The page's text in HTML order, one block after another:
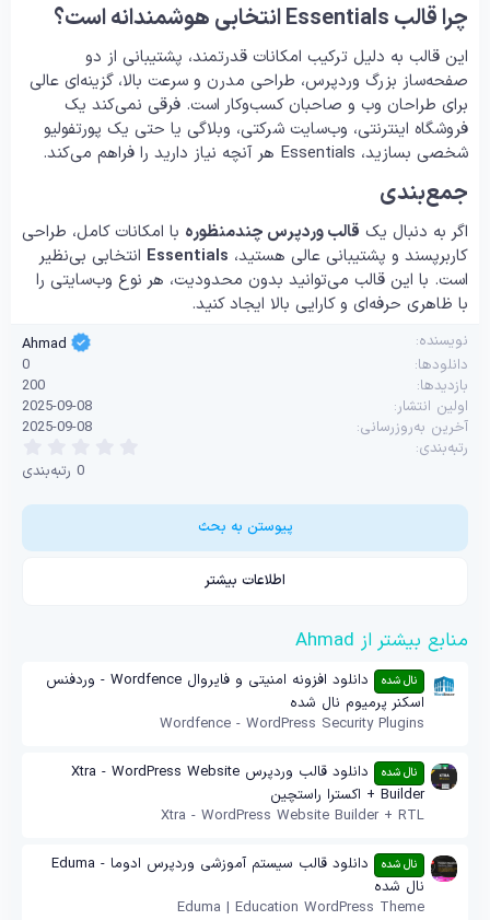
چرا قالب Essentials انتخابی هوشمندانه است؟
این قالب به دلیل ترکیب امکانات قدرتمند، پشتیبانی از دو
صفحه‌ساز بزرگ وردپرس، طراحی مدرن و سرعت بالا، گزینه‌ای عالی
برای طراحان وب و صاحبان کسب‌وکار است. فرقی نمی‌کند یک
فروشگاه اینترنتی، وب‌سایت شرکتی، وبلاگی یا حتی یک پورتفولیو
شخصی بسازید، Essentials هر آنچه نیاز دارید را فراهم می‌کند.
جمع‌بندی
اگر به دنبال یک قالب وردپرس چندمنظوره با امکانات کامل، طراحی
کاربرپسند و پشتیبانی عالی هستید، Essentials انتخابی بی‌نظیر
است. با این قالب می‌توانید بدون محدودیت، هر نوع وب‌سایتی را
با ظاهری حرفه‌ای و کارایی بالا ایجاد کنید.
نویسنده
Ahmad
دانلودها
0
بازدیدها
200
اولین انتشار
2025-09-08
آخرین به‌روزرسانی
2025-09-08
رتبه‌بندی
س
ا
0 رتبه‌بندی
پیوستن به بحث
اطلاعات بیشتر
منابع بیشتر از Ahmad
نال شده
دانلود افزونه امنیتی و فایروال Wordfence - وردفنس
اسکنر پرمیوم نال شده
Wordfence - WordPress Security Plugins
نال شده
دانلود قالب وردپرس Xtra - WordPress Website
Builder + اکسترا راستچین
Xtra - WordPress Website Builder + RTL
نال شده
دانلود قالب سیستم آموزشی وردپرس ادوما - Eduma
نال شده
Eduma | Education WordPress Theme